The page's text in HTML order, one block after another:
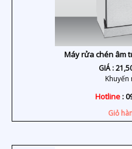
Máy rửa chén âm
GIÁ :
Khuyến
Hotline:
Giỏ